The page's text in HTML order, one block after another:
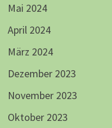
Mai 2024
April 2024
März 2024
Dezember 2023
November 2023
Oktober 2023